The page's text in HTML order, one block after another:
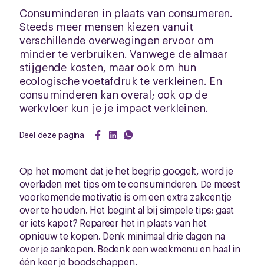
Consuminderen in plaats van consumeren.
Steeds meer mensen kiezen vanuit
verschillende overwegingen ervoor om
minder te verbruiken. Vanwege de almaar
stijgende kosten, maar ook om hun
ecologische voetafdruk te verkleinen. En
consuminderen kan overal; ook op de
werkvloer kun je je impact verkleinen.
Deel deze pagina
Op het moment dat je het begrip googelt, word je
overladen met tips om te consuminderen. De meest
voorkomende motivatie is om een extra zakcentje
over te houden. Het begint al bij simpele tips: gaat
er iets kapot? Repareer het in plaats van het
opnieuw te kopen. Denk minimaal drie dagen na
over je aankopen. Bedenk een weekmenu en haal in
één keer je boodschappen.